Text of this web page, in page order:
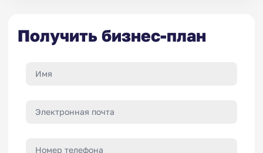
Получить бизнес-план